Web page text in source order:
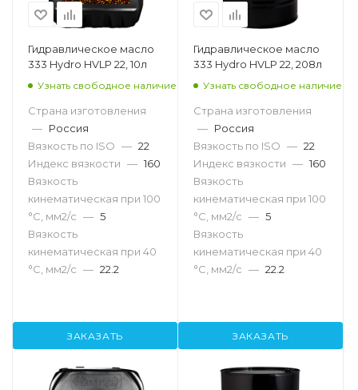
Гидравлическое масло
333 Hydro HVLP 22, 10л
Узнать свободное наличие
Страна изготовления
— Россия
Вязкость по ISO — 22
Индекс вязкости — 160
Вязкость
кинематическая при 100
°С, мм2/с — 5
Вязкость
кинематическая при 40
°С, мм2/с — 22.2
ЗАКАЗАТЬ
Гидравлическое масло
333 Hydro HVLP 22, 208л
Узнать свободное наличие
Страна изготовления
— Россия
Вязкость по ISO — 22
Индекс вязкости — 160
Вязкость
кинематическая при 100
°С, мм2/с — 5
Вязкость
кинематическая при 40
°С, мм2/с — 22.2
ЗАКАЗАТЬ